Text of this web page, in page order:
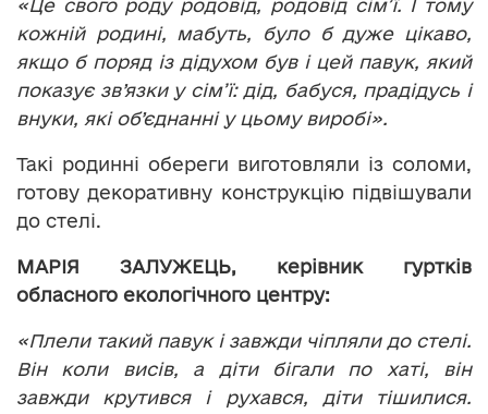
«Це свого роду родовід, родовід сім’ї. І тому
кожній родині, мабуть, було б дуже цікаво,
якщо б поряд із дідухом був і цей павук, який
показує зв’язки у сім’ї: дід, бабуся, прадідусь і
внуки, які об’єднанні у цьому виробі».
Такі родинні обереги виготовляли із соломи,
готову декоративну конструкцію підвішували
до стелі.
МАРІЯ ЗАЛУЖЕЦЬ, керівник гуртків
обласного екологічного центру:
«Плели такий павук і завжди чіпляли до стелі.
Він коли висів, а діти бігали по хаті, він
завжди крутився і рухався, діти тішилися.